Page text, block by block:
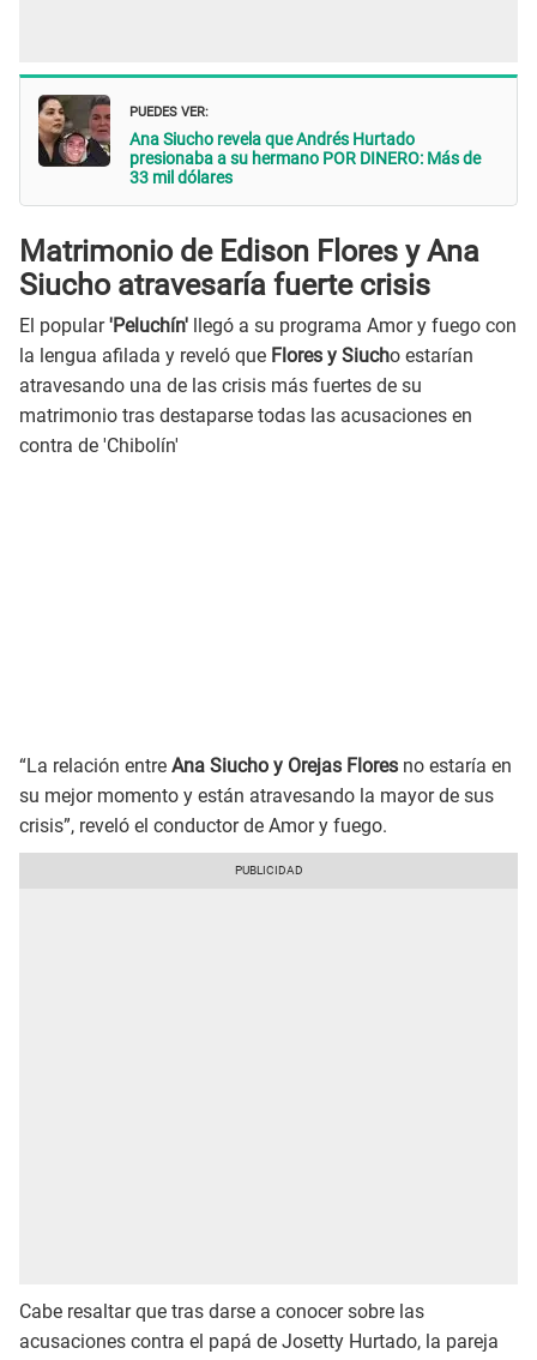
PUEDES VER:
Ana Siucho revela que Andrés Hurtado
presionaba a su hermano POR DINERO: Más de
33 mil dólares
Matrimonio de Edison Flores y Ana
Siucho atravesaría fuerte crisis
El popular'Peluchín' llegó a su programa Amor y fuego con
la lengua afilada y reveló que Flores y Siucho estarían
atravesando una de las crisis más fuertes de su
matrimonio tras destaparse todas las acusaciones en
contra de 'Chibolín'
“La relación entre Ana Siucho y Orejas Flores no estaría en
su mejor momento y están atravesando la mayor de sus
crisis”, reveló el conductor de Amor y fuego.
Cabe resaltar que tras darse a conocer sobre las
acusaciones contra el papá de Josetty Hurtado, la pareja